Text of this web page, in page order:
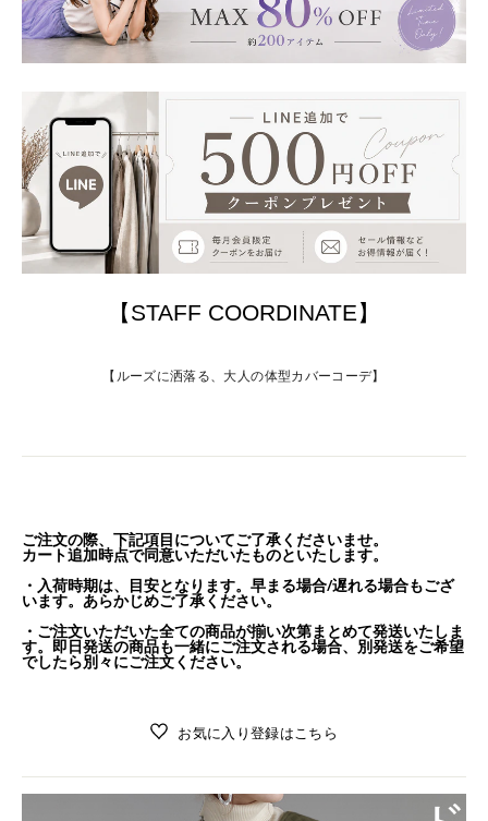
【STAFF COORDINATE】
【ルーズに洒落る、大人の体型カバーコーデ】
ご注文の際、下記項目についてご了承くださいませ。
カート追加時点で同意いただいたものといたします。
・入荷時期は、目安となります。早まる場合/遅れる場合もござ
います。あらかじめご了承ください。
・ご注文いただいた全ての商品が揃い次第まとめて発送いたしま
す。即日発送の商品も一緒にご注文される場合、別発送をご希望
でしたら別々にご注文ください。
お気に入り登録はこちら